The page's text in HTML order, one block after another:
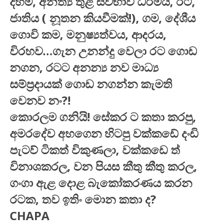
ජාතිය ( නූතන කියවීමක්!), ගම, දේශීය
ගොවි කම, මනුෂ්‍යත්වය, ආදරය,
විරහව…ගැන උනන්දු වෙලා රට ගොඩ
නගන, රටට අනන්‍ය නව මාධ්‍ය
සම්ප්‍රදායක් ගොඩ නගන්න කැමති
වෙනව නං?!
කොරලම ගනියි! සේකර ට කතා කරපු,
අමරදේව අහගෙන හිටපු වක්කඩේ දංඩි
පැටව් ටිකත් විකුණලා, වක්කඩෙ ත්
විනාශකරල, වන පියස කීතු කීතු කරල,
ගංගා ඇළ දොළ බැකෝකරණය කරන
රටක, තව ඉතිං මොන කතා ද?
CHAPA